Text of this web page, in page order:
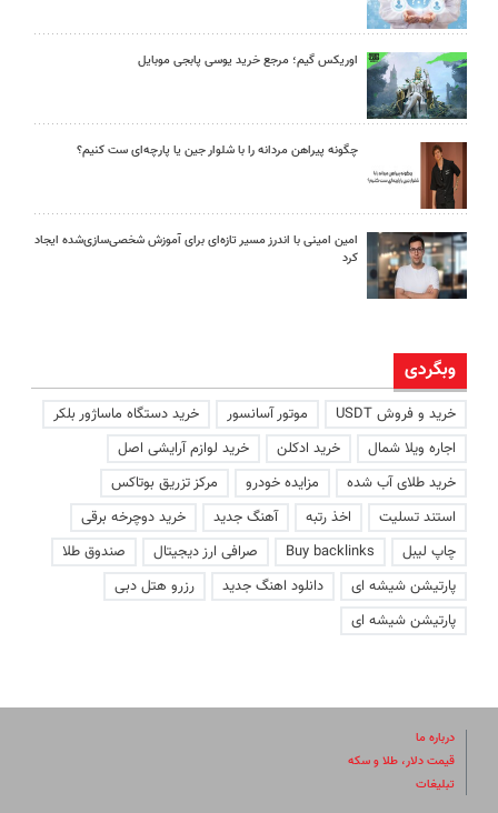
اوریکس گیم؛ مرجع خرید یوسی پابجی موبایل
چگونه پیراهن مردانه را با شلوار جین یا پارچه‌ای ست کنیم؟
امین امینی با اندرز مسیر تازه‌ای برای آموزش شخصی‌سازی‌شده ایجاد
کرد
وبگردی
خرید و فروش USDT موتور آسانسور
خرید دستگاه ماساژور بلکر
اجاره ویلا شمال
خرید ادکلن
خرید لوازم آرایشی اصل
خرید طلای آب شده
مزایده خودرو
مرکز تزریق بوتاکس
استند تسلیت
اخذ رتبه آهنگ جدید
خرید دوچرخه برقی
چاپ لیبل
Buy backlinks صرافی ارز دیجیتال
صندوق طلا
پارتیشن شیشه ای
دانلود اهنگ جدید
رزرو هتل دبی
پارتیشن شیشه ای
درباره ما
قیمت دلار، طلا و سکه
تبلیغات